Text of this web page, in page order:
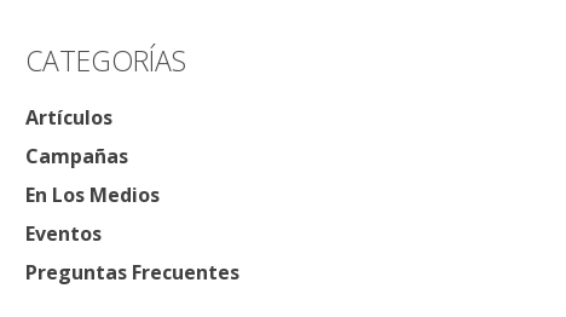
CATEGORÍAS
Artículos
Campañas
En Los Medios
Eventos
Preguntas Frecuentes